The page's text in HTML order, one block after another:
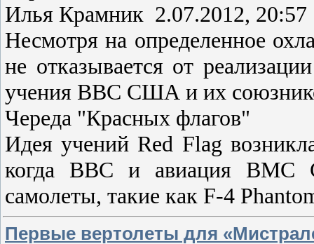
Илья Крамник 2.07.2012,
Несмотря на определенное
не отказывается от
учения ВВС США и их
Череда "Красных флагов"
Идея учений Red Flag
когда ВВС и авиация ВМС
самолеты, такие как F-4
Первые вертолеты для